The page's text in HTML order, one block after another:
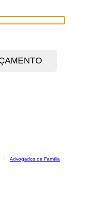
Advogados de Família